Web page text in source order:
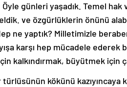
günleri yaşadık. Temel hak
ve özgürlüklerin önünü
ne yaptık? Milletimizle
karşı hep mücadele ederek
kalkındırmak, büyütmek için
türlüsünün kökünü